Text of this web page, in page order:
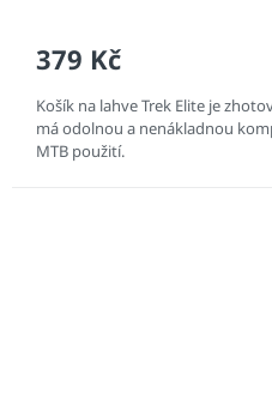
379 Kč
Košík na lahve Trek Elite je
má odolnou a nenákladnou
MTB použití.